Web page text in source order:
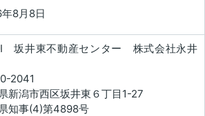
8月8日
坂井東不動産センター 株式会社永井
2041
新潟市西区坂井東６丁目1-27
知事(4)第4898号